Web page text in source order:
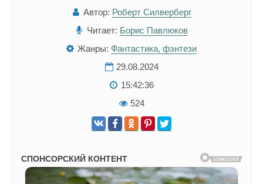
Автор: Роберт Силверберг
Читает: Борис Павлюков
Жанры: Фантастика, фэнтези
29.08.2024
15:42:36
524